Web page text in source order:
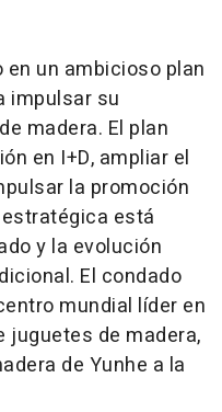
un ambicioso plan
impulsar su
madera. El plan
en I+D, ampliar el
la promoción
está
y la evolución
El condado
mundial líder en
juguetes de madera,
de Yunhe a la